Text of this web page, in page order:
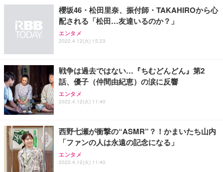
櫻坂46・松田里奈、振付師・TAKAHIROから心
配される「松田…友達いるのか？」
エンタメ
2022.4.12(火) 15:23
戦争は過去ではない…『ちむどんどん』第2
話、優子（仲間由紀恵）の涙に反響
エンタメ
2022.4.12(火) 11:40
西野七瀬が衝撃の“ASMR”？！かまいたち山内
「ファンの人は永遠の記念になる」
エンタメ
2022.4.12(火) 11:40